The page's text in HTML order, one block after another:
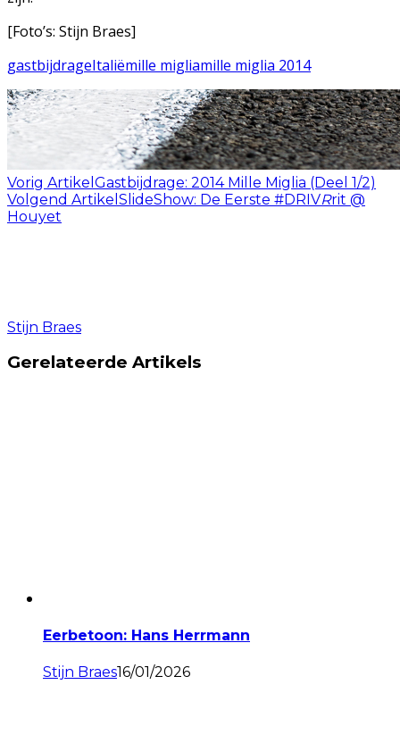
[Foto’s: Stijn Braes]
gastbijdrageItaliëmille migliamille miglia 2014
Vorig Artikel Gastbijdrage: 2014 Mille Miglia (Deel 1/2)
Volgend Artikel SlideShow: De Eerste #DRIVRrit @
Houyet
Stijn Braes
Gerelateerde Artikels
Eerbetoon: Hans Herrmann
Stijn Braes16/01/2026